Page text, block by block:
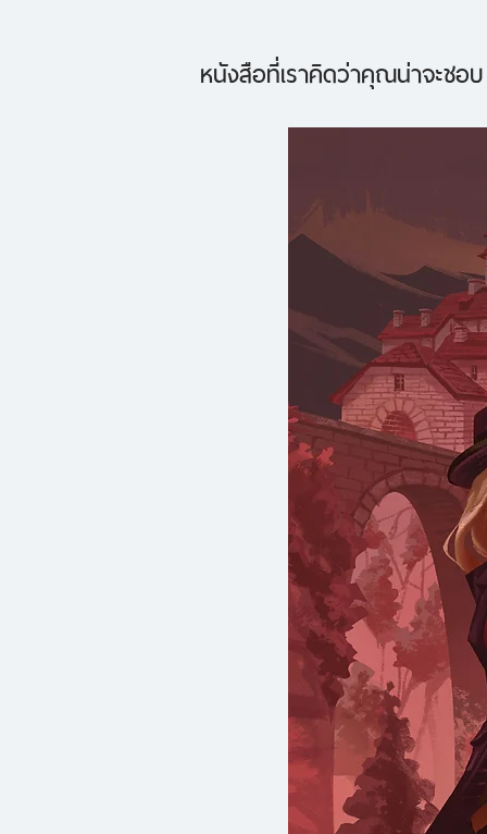
หนังสือที่เราคิดว่าคุณน่าจะชอบ